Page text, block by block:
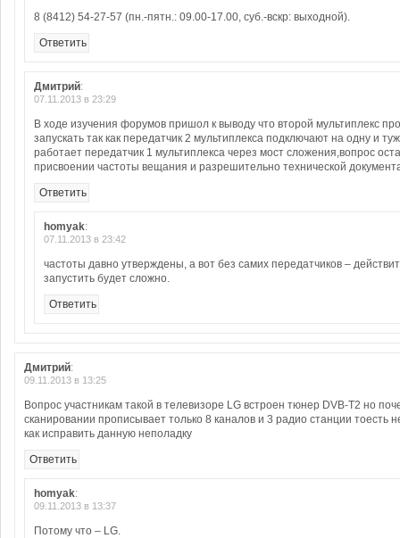
8 (8412) 54-27-57 (пн.-пятн.: 09.00-17.00, суб.-вскр: выходной).
Ответить
Дмитрий:
07.11.2013 в 23:29
В ходе изучения форумов пришол к выводу что второй мультиплекс
запускать так как передатчик 2 мультиплекса подключают на одну и
работает передатчик 1 мультиплекса через мост сложения,вопрос
присвоении частоты вещания и разрешительно технической
Ответить
homyak:
07.11.2013 в 23:42
частоты давно утверждены, а вот без самих передатчиков –
запустить будет сложно.
Ответить
Дмитрий:
09.11.2013 в 13:25
Вопрос участникам такой в телевизоре LG встроен тюнер DVB-T2 но
сканировании прописывает только 8 каналов и 3 радио станции тоесть
как исправить данную неполадку
Ответить
homyak:
09.11.2013 в 13:37
Потому что – LG.